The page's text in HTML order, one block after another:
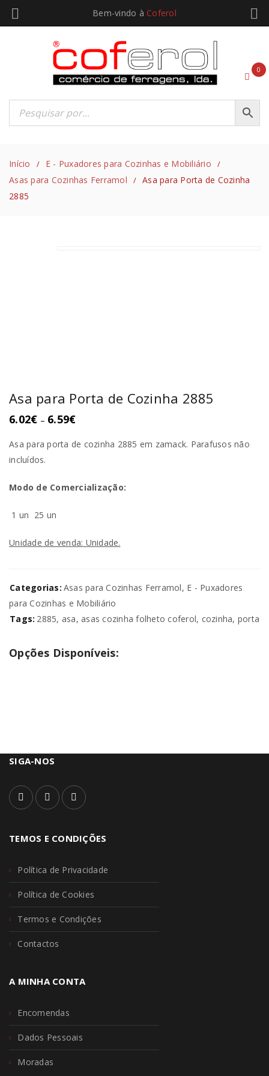
Bem-vindo à Coferol
0
Início / E - Puxadores para Cozinhas e Mobiliário /
Asas para Cozinhas Ferramol / Asa para Porta de Cozinha
2885
Asa para Porta de Cozinha 2885
6.02€ – 6.59€
Asa para porta de cozinha 2885 em zamack. Parafusos não
incluídos.
Modo de Comercialização:
1 un 25 un
Unidade de venda: Unidade.
Categorias: Asas para Cozinhas Ferramol, E - Puxadores
para Cozinhas e Mobiliário
Tags: 2885, asa, asas cozinha folheto coferol, cozinha, porta
Opções Disponíveis:
SIGA-NOS
TEMOS E CONDIÇÕES
Política de Privacidade
Política de Cookies
Termos e Condições
Contactos
A MINHA CONTA
Encomendas
Dados Pessoais
Moradas